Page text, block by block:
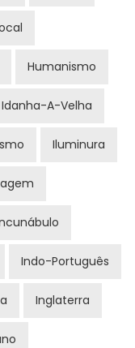
Humanismo
Idanha-A-Velha
Iluminura
Indo-Português
Inglaterra